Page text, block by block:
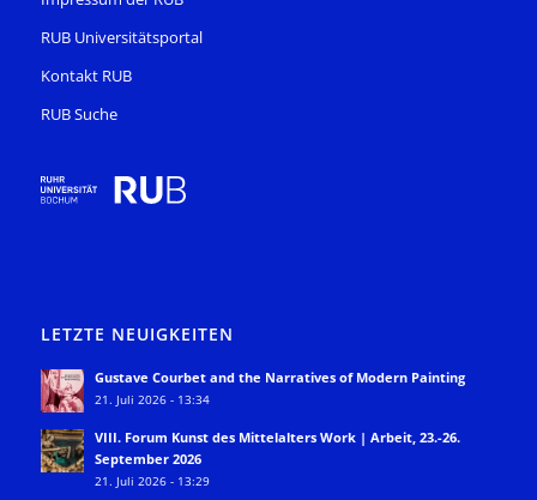
RUB Universitätsportal
Kontakt RUB
RUB Suche
LETZTE NEUIGKEITEN
Gustave Courbet and the Narratives of Modern Painting
21. Juli 2026 - 13:34
VIII. Forum Kunst des Mittelalters Work | Arbeit, 23.-26.
September 2026
21. Juli 2026 - 13:29